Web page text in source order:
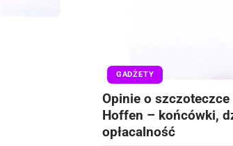
GADŻETY
Opinie o
Hoffen – końcówki,
opłacalność